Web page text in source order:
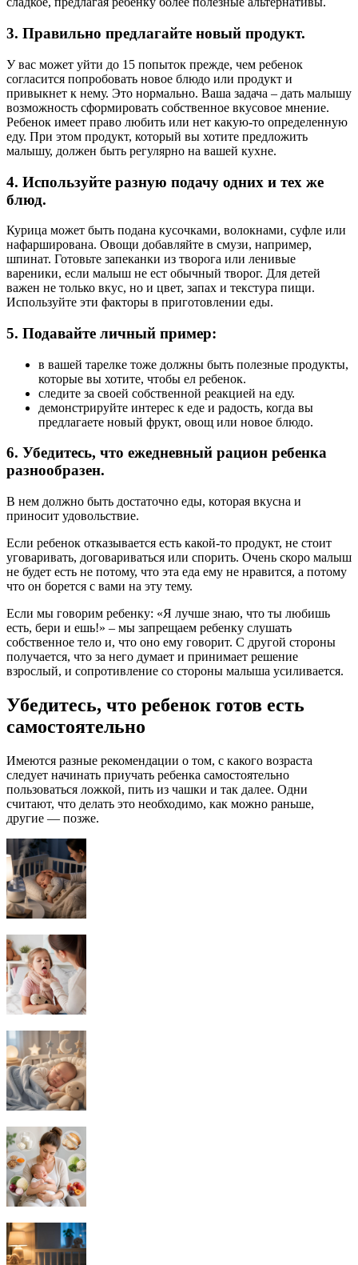
3. Правильно предлагайте новый продукт.
У вас может уйти до 15 попыток прежде, чем ребенок
согласится попробовать новое блюдо или продукт и
привыкнет к нему. Это нормально. Ваша задача – дать малышу
возможность сформировать собственное вкусовое мнение.
Ребенок имеет право любить или нет какую-то определенную
еду. При этом продукт, который вы хотите предложить
малышу, должен быть регулярно на вашей кухне.
4. Используйте разную подачу одних и тех же
блюд.
Курица может быть подана кусочками, волокнами, суфле или
нафарширована. Овощи добавляйте в смузи, например,
шпинат. Готовьте запеканки из творога или ленивые
вареники, если малыш не ест обычный творог. Для детей
важен не только вкус, но и цвет, запах и текстура пищи.
Используйте эти факторы в приготовлении еды.
5. Подавайте личный пример:
в вашей тарелке тоже должны быть полезные продукты,
которые вы хотите, чтобы ел ребенок.
следите за своей собственной реакцией на еду.
демонстрируйте интерес к еде и радость, когда вы
предлагаете новый фрукт, овощ или новое блюдо.
6. Убедитесь, что ежедневный рацион ребенка
разнообразен.
В нем должно быть достаточно еды, которая вкусна и
приносит удовольствие.
Если ребенок отказывается есть какой-то продукт, не стоит
уговаривать, договариваться или спорить. Очень скоро малыш
не будет есть не потому, что эта еда ему не нравится, а потому
что он борется с вами на эту тему.
Если мы говорим ребенку: «Я лучше знаю, что ты любишь
есть, бери и ешь!» – мы запрещаем ребенку слушать
собственное тело и, что оно ему говорит. С другой стороны
получается, что за него думает и принимает решение
взрослый, и сопротивление со стороны малыша усиливается.
Убедитесь, что ребенок готов есть
самостоятельно
Имеются разные рекомендации о том, с какого возраста
следует начинать приучать ребенка самостоятельно
пользоваться ложкой, пить из чашки и так далее. Одни
считают, что делать это необходимо, как можно раньше,
другие — позже.